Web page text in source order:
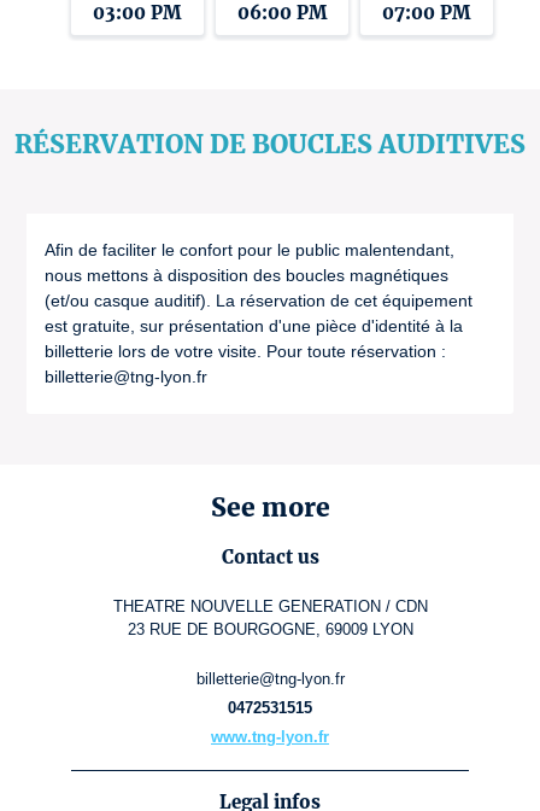
03:00 PM 06:00 PM 07:00 PM
RÉSERVATION DE BOUCLES AUDITIVES
Afin de faciliter le confort pour le public malentendant,
nous mettons à disposition des boucles magnétiques
(et/ou casque auditif). La réservation de cet équipement
est gratuite, sur présentation d'une pièce d'identité à la
billetterie lors de votre visite. Pour toute réservation :
billetterie@tng-lyon.fr
See more
Contact us
THEATRE NOUVELLE GENERATION / CDN
23 RUE DE BOURGOGNE, 69009 LYON
billetterie@tng-lyon.fr
0472531515
www.tng-lyon.fr
Legal infos